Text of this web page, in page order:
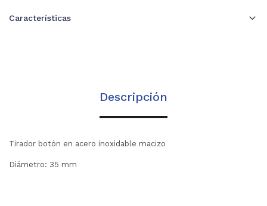
Características
Descripción
Tirador botón en acero inoxidable macizo
Diámetro: 35 mm